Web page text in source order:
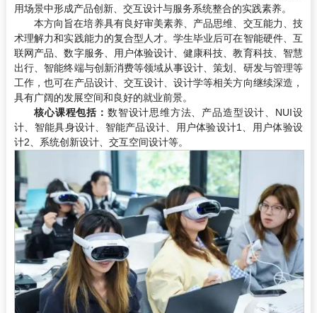
用场景中形成产品创新、交互设计与服务系统整合的实践素养。
本方向旨在培养具有良好审美素养、产品思维、交互能力、技
术理解力和实践能力的复合型人才。学生毕业后可在智能硬件、互
联网产品、数字服务、用户体验设计、健康科技、教育科技、智慧
出行、智能终端与创新消费等领域从事设计、策划、研发与管理等
工作，也可在产品设计、交互设计、设计学等相关方向继续深造，
具有广阔的发展空间和良好的就业前景。
核心课程包括： 数智设计思维方法、产品造型设计、NUI设
计、智能具身设计、智能产品设计、用户体验设计1、用户体验设
计2、系统创新设计、交互空间设计等。